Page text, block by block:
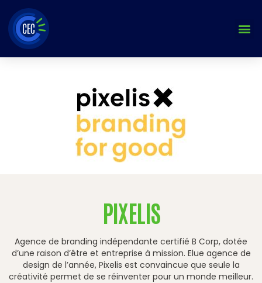
Aller
au
contenu
PIXELIS
Agence de branding indépendante certifié B Corp, dotée
d’une raison d’être et entreprise à mission. Elue agence de
design de l’année, Pixelis est convaincue que seule la
créativité permet de se réinventer pour un monde meilleur.